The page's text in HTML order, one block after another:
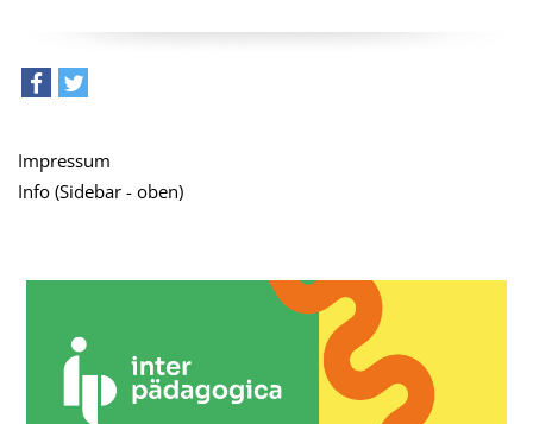
Impressum
Info (Sidebar - oben)